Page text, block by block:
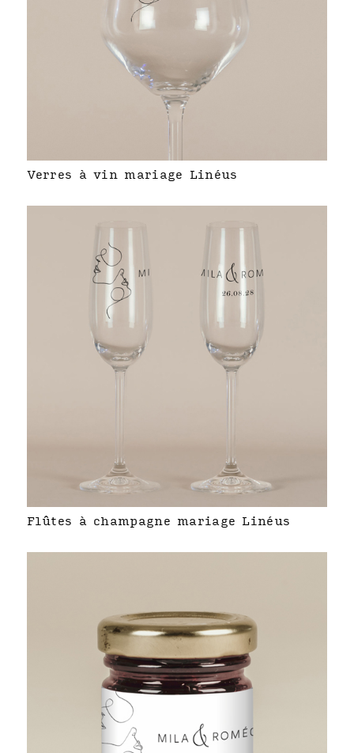
Verres à vin mariage Linéus
Flûtes à champagne mariage Linéus